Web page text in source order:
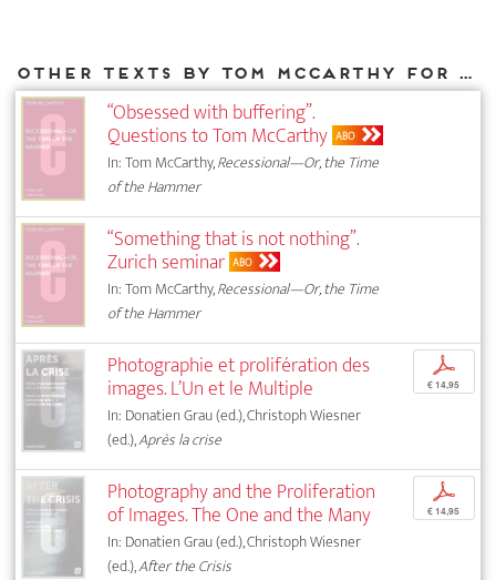
Other texts by Tom McCarthy for DIAPHANES
“Obsessed with buffering”.
Questions to Tom McCarthy ABO
In: Tom McCarthy,Recessional—Or, the Time
of the Hammer
“Something that is not nothing”.
Zurich seminar ABO
In: Tom McCarthy,Recessional—Or, the Time
of the Hammer
Photographie et prolifération des
images. L’Un et le Multiple
In: Donatien Grau (ed.), Christoph Wiesner
(ed.),Après la crise
p
€ 14,95
Photography and the Proliferation
of Images. The One and the Many
In: Donatien Grau (ed.), Christoph Wiesner
(ed.),After the Crisis
p
€ 14,95